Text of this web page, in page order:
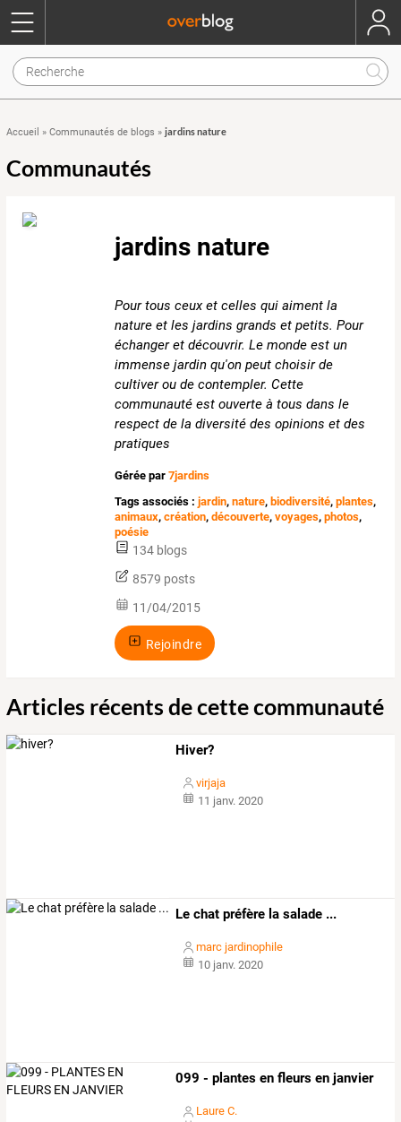
Accueil » Communautés de blogs » jardins nature
Communautés
jardins nature
Pour tous ceux et celles qui aiment la
nature et les jardins grands et petits. Pour
échanger et découvrir. Le monde est un
immense jardin qu'on peut choisir de
cultiver ou de contempler. Cette
communauté est ouverte à tous dans le
respect de la diversité des opinions et des
pratiques
Gérée par7jardins
Tags associés : jardin,nature, biodiversité,plantes,
animaux,création,découverte,voyages,photos,
poésie
134 blogs
8579 posts
11/04/2015
Rejoindre
Articles récents de cette communauté
Hiver?
virjaja
11 janv. 2020
Le chat préfère la salade ...
marc jardinophile
10 janv. 2020
099 - plantes en fleurs en janvier
Laure C.